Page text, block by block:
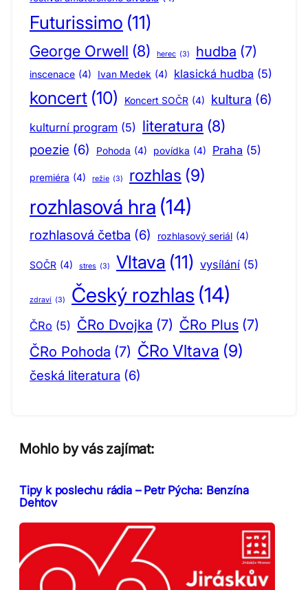
Futurissimo (11)
George Orwell (8) herec (3) hudba (7)
inscenace (4) Ivan Medek (4) klasická hudba (5)
koncert (10) Koncert SOČR (4) kultura (6)
kulturní program (5) literatura (8)
poezie (6) Pohoda (4) povídka (4) Praha (5)
premiéra (4) režie (3) rozhlas (9)
rozhlasová hra (14)
rozhlasová četba (6) rozhlasový seriál (4)
SOČR (4) stres (3) Vltava (11) vysílání (5)
zdraví (3) Český rozhlas (14)
ČRo (5) ČRo Dvojka (7) ČRo Plus (7)
ČRo Pohoda (7) ČRo Vltava (9)
česká literatura (6)
Mohlo by vás zajímat:
Tipy k poslechu rádia – Petr Pýcha: Benzína
Dehtov